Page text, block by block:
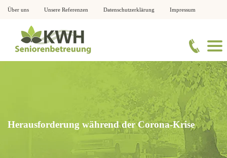
Über uns Unsere Referenzen Datenschutzerklärung Impressum
Herausforderung während der Corona-Krise